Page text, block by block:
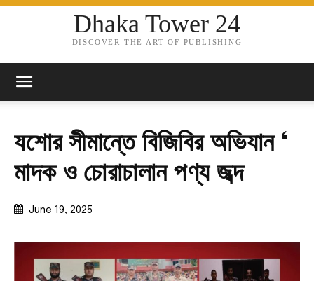
Dhaka Tower 24
DISCOVER THE ART OF PUBLISHING
যশোর সীমান্তে বিজিবির অভিযান ‘
মাদক ও চোরাচালান পণ্য জব্দ
June 19, 2025